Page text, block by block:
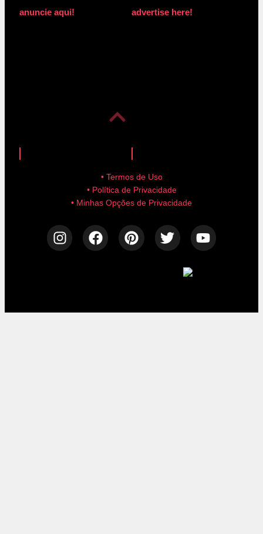
anuncie aqui! advertise here!
• Termos de Uso
• Política de Privacidade
• Minhas Opções de Privacidade